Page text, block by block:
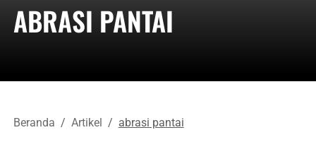
ABRASI PANTAI
Beranda Artikel abrasi pantai